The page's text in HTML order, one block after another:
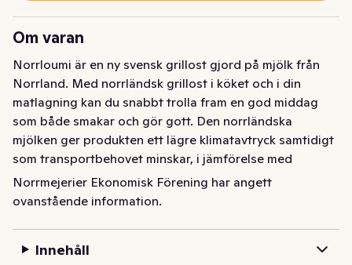
Om varan
Norrloumi är en ny svensk grillost gjord på mjölk från
Norrland. Med norrländsk grillost i köket och i din
matlagning kan du snabbt trolla fram en god middag
som både smakar och gör gott. Den norrländska
mjölken ger produkten ett lägre klimatavtryck samtidigt
som transportbehovet minskar, i jämförelse med
importerad halloumi. Stroganoff, pasta, i soppa, som
burgare eller på grillen – det finns många tillfällen där
finns fler tips och recept på goda rätter.
Norrloumi är en ny svensk grillost gjord på mjölk från
Norrmejerier Ekonomisk Förening har angett
ovanstående information.
Innehåll